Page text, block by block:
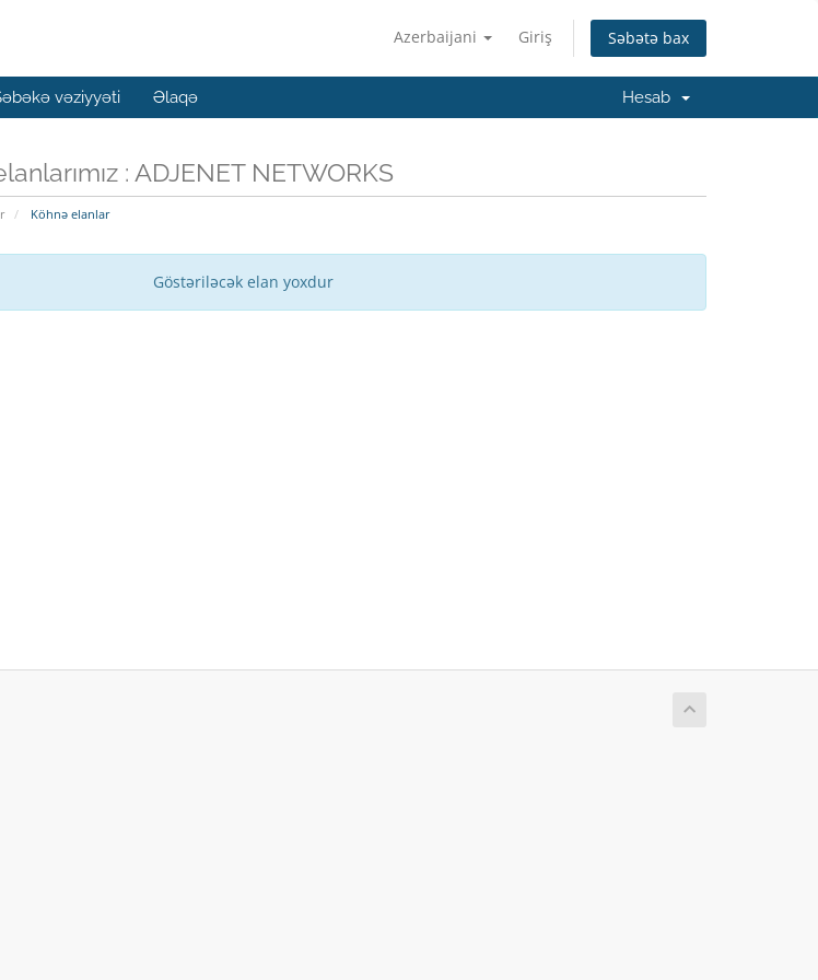
Azerbaijani Giriş Səbətə bax
vəziyyəti Əlaqə Hesab
: ADJENET NETWORKS
Köhnə elanlar
Göstəriləcək elan yoxdur